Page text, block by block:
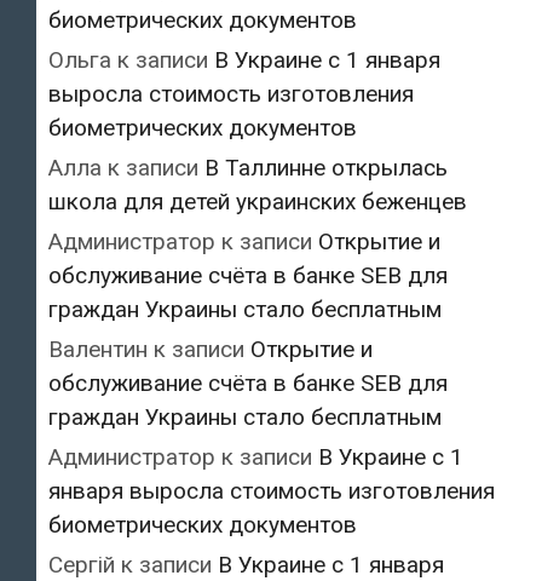
биометрических документов
Ольга к записи В Украине с 1 января
выросла стоимость изготовления
биометрических документов
Алла к записи В Таллинне открылась
школа для детей украинских беженцев
Администратор к записи Открытие и
обслуживание счёта в банке SEB для
граждан Украины стало бесплатным
Валентин к записи Открытие и
обслуживание счёта в банке SEB для
граждан Украины стало бесплатным
Администратор к записи В Украине с 1
января выросла стоимость изготовления
биометрических документов
Сергій к записи В Украине с 1 января